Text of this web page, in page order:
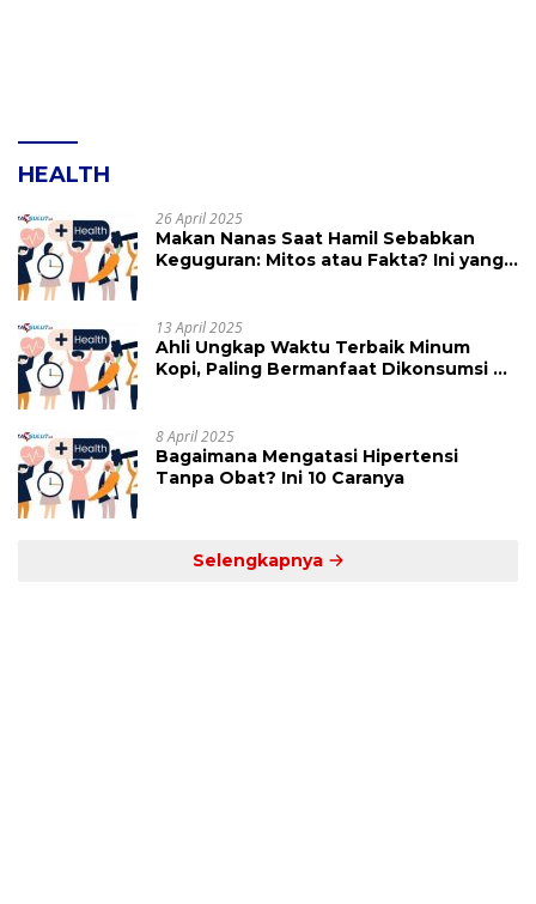
HEALTH
26 April 2025
Makan Nanas Saat Hamil Sebabkan
Keguguran: Mitos atau Fakta? Ini yang
13 April 2025
Ahli Ungkap Waktu Terbaik Minum
Kopi, Paling Bermanfaat Dikonsumsi di
8 April 2025
Bagaimana Mengatasi Hipertensi
Tanpa Obat? Ini 10 Caranya
Selengkapnya